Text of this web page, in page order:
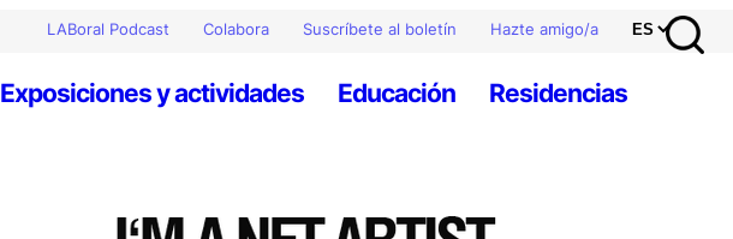
LABoral Podcast Colabora Suscríbete al boletín Hazte amigo/a
Exposiciones y actividades Educación Residencias